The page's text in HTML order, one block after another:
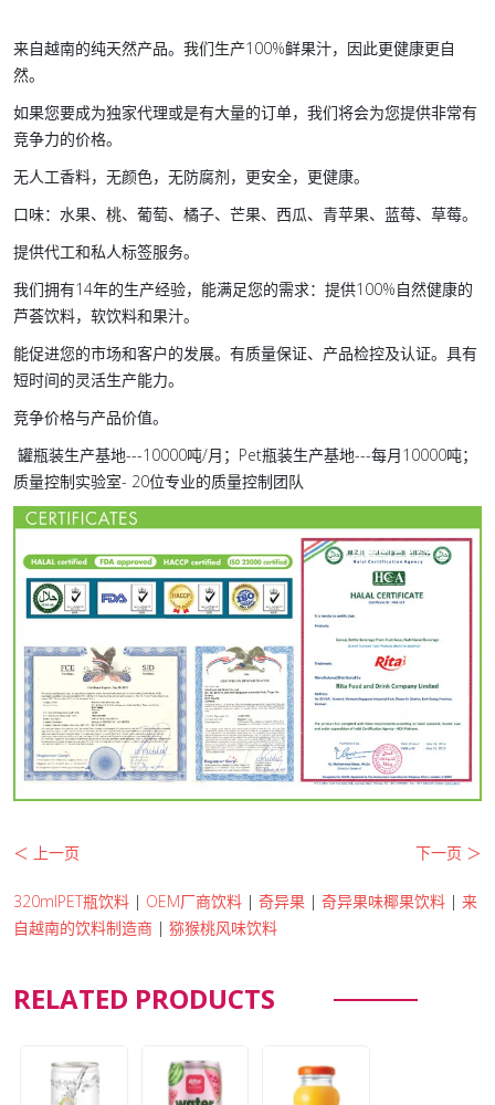
来自越南的纯天然产品。我们生产100%鲜果汁，因此更健康更自
然。
如果您要成为独家代理或是有大量的订单，我们将会为您提供非常有
竞争力的价格。
无人工香料，无颜色，无防腐剂，更安全，更健康。
口味：水果、桃、葡萄、橘子、芒果、西瓜、青苹果、蓝莓、草莓。
提供代工和私人标签服务。
我们拥有14年的生产经验，能满足您的需求：提供100%自然健康的
芦荟饮料，软饮料和果汁。
能促进您的市场和客户的发展。有质量保证、产品检控及认证。具有
短时间的灵活生产能力。
竞争价格与产品价值。
罐瓶装生产基地---10000吨/月；Pet瓶装生产基地---每月10000吨；
质量控制实验室- 20位专业的质量控制团队
＜ 上一页 下一页 ＞
320mlPET瓶饮料 | OEM厂商饮料 | 奇异果 | 奇异果味椰果饮料 | 来
自越南的饮料制造商 | 猕猴桃风味饮料
RELATED PRODUCTS